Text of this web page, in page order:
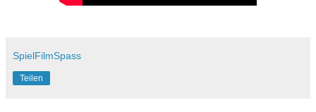
SpielFilmSpass
Teilen